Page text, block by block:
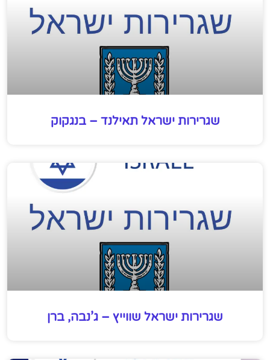
שגרירות ישראל תאילנד – בנגקוק
שגרירות ישראל שווייץ – ג’נבה, ברן